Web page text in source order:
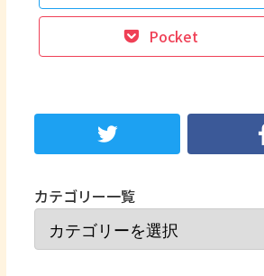
Pocket
カテゴリー一覧